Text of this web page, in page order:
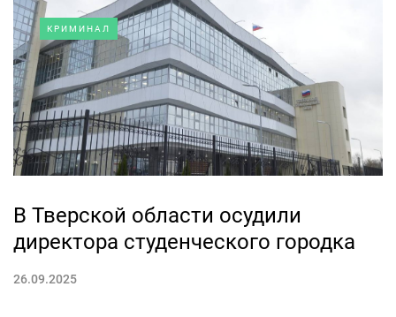
КРИМИНАЛ
В Тверской области осудили
директора студенческого городка
26.09.2025